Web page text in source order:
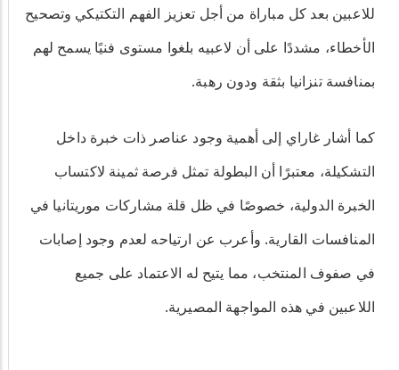
للاعبين بعد كل مباراة من أجل تعزيز الفهم التكتيكي وتصحيح
الأخطاء، مشددًا على أن لاعبيه بلغوا مستوى فنيًا يسمح لهم
بمنافسة تنزانيا بثقة ودون رهبة.
كما أشار غاراي إلى أهمية وجود عناصر ذات خبرة داخل
التشكيلة، معتبرًا أن البطولة تمثل فرصة ثمينة لاكتساب
الخبرة الدولية، خصوصًا في ظل قلة مشاركات موريتانيا في
المنافسات القارية. وأعرب عن ارتياحه لعدم وجود إصابات
في صفوف المنتخب، مما يتيح له الاعتماد على جميع
اللاعبين في هذه المواجهة المصيرية.